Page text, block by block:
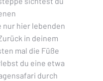
nur hier lebenden
in deinem
mal die Füße
du eine etwa
durch